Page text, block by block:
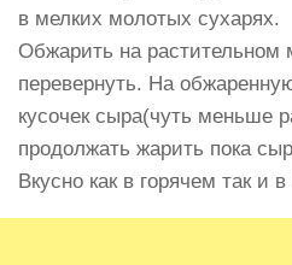
в мелких молотых сухарях.
Обжарить на растительном
перевернуть. На
кусочек сыра(чуть меньше
продолжать жарить пока
Вкусно как в горячем так и